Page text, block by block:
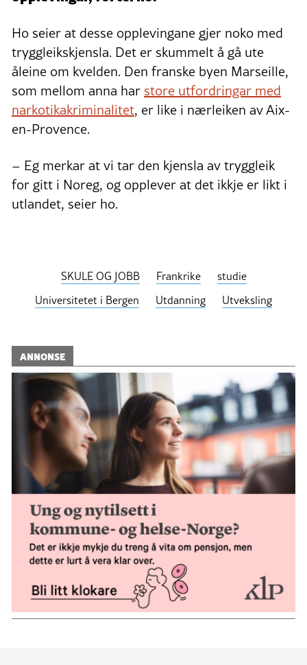
Ho seier at desse opplevingane gjer noko med
tryggleikskjensla. Det er skummelt å gå ute
åleine om kvelden. Den franske byen Marseille,
som mellom anna har store utfordringar med
narkotikakriminalitet, er like i nærleiken av Aix-
en-Provence.
– Eg merkar at vi tar den kjensla av tryggleik
for gitt i Noreg, og opplever at det ikkje er likt i
utlandet, seier ho.
SKULE OG JOBB Frankrike
studie
Universitetet i Bergen
Utdanning Utveksling
ANNONSE